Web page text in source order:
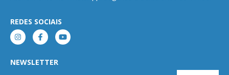
REDES SOCIAIS
NEWSLETTER